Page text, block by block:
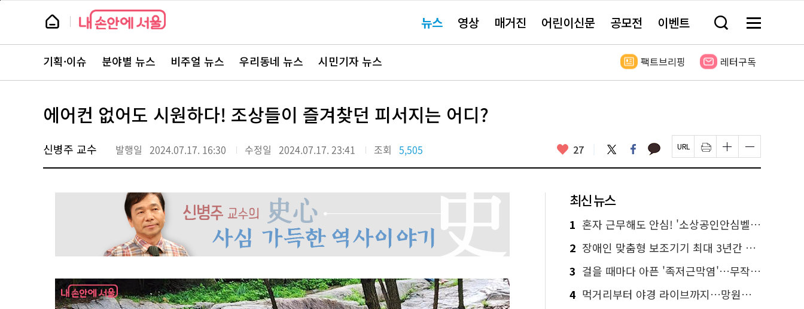
본
뉴
스 요뉴스 영상 매거진 어린이신문 공모전 이벤트 검
창
기
메
전
보
뉴
스
주
서
바
로
기획·이슈 분야별 뉴스 비주얼 뉴스 우리동네 뉴스 시민기자 뉴스 팩트브리핑 레터구독
에어컨 없어도 시원하다! 조상들이 즐겨찾던 피서지는 어디?
신병주 교수 발행일 2024.07.17. 16:30 수정일 2024.07.17. 23:41 조회 5,505 좋
요
27 트
위
터
페
이
스
카
카 페
이
지
인
쇄
하
글
자
크
하
기
글
자
크
하
기
최신 뉴스
1 혼자 근무해도 안심! '소상공인안심벨' 신청하세요
2 장애인 맞춤형 보조기기 최대 3년간 무상 대여…삶의 질 높인다
3 걸을 때마다 아픈 '족저근막염'…무작정 참지 말고 '이것' 해보세요!
4 먹거리부터 야경 라이브까지…망원한강공원 알짜 코스
페